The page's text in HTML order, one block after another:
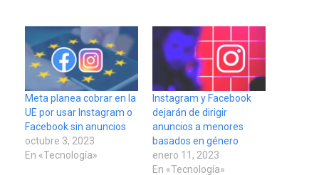
Meta planea cobrar en la
UE por usar Instagram o
Facebook sin anuncios
octubre 3, 2023
En «Tecnología»
Instagram y Facebook
dejarán de dirigir
anuncios a menores
basados en género
enero 11, 2023
En «Tecnología»